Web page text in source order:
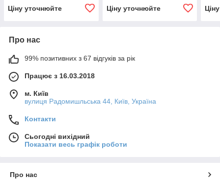
Ціну уточнюйте
Ціну уточнюйте
Про нас
99% позитивних з 67 відгуків за рік
Працює з 16.03.2018
м. Київ
вулиця Радомишльська 44, Київ, Україна
Контакти
Сьогодні вихідний
Показати весь графік роботи
Про нас